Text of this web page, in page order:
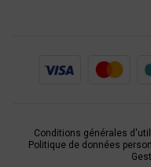
Conditions générales
Politique de données